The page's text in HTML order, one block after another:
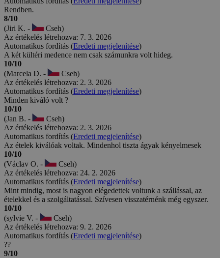
Rendben.
8/10
(Jiri K. -
Cseh)
Az értékelés létrehozva: 7. 3. 2026
Automatikus fordítás (Eredeti megjelenítése)
A két kültéri medence nem csak számunkra volt hideg.
10/10
(Marcela D. -
Cseh)
Az értékelés létrehozva: 2. 3. 2026
Automatikus fordítás (Eredeti megjelenítése)
Minden kiváló volt ?
10/10
(Jan B. -
Cseh)
Az értékelés létrehozva: 2. 3. 2026
Automatikus fordítás (Eredeti megjelenítése)
Az ételek kiválóak voltak. Mindenhol tiszta ágyak kényelmesek
10/10
(Václav O. -
Cseh)
Az értékelés létrehozva: 24. 2. 2026
Automatikus fordítás (Eredeti megjelenítése)
Mint mindig, most is nagyon elégedettek voltunk a szállással, az
ételekkel és a szolgáltatással. Szívesen visszatérnénk még egyszer.
10/10
(sylvie V. -
Cseh)
Az értékelés létrehozva: 9. 2. 2026
Automatikus fordítás (Eredeti megjelenítése)
??
9/10